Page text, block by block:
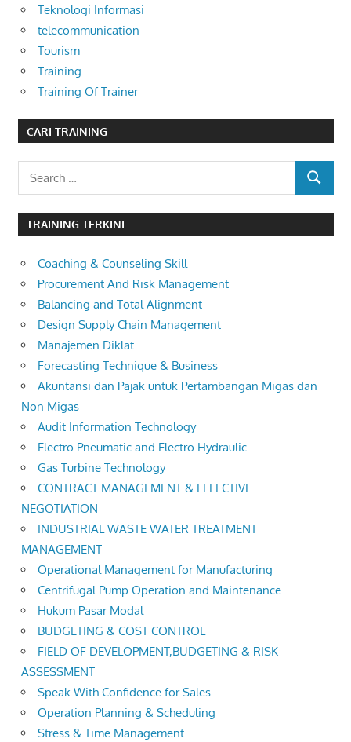
Teknologi Informasi
telecommunication
Tourism
Training
Training Of Trainer
CARI TRAINING
SEARCH
TRAINING TERKINI
Coaching & Counseling Skill
Procurement And Risk Management
Balancing and Total Alignment
Design Supply Chain Management
Manajemen Diklat
Forecasting Technique & Business
Akuntansi dan Pajak untuk Pertambangan Migas dan
Non Migas
Audit Information Technology
Electro Pneumatic and Electro Hydraulic
Gas Turbine Technology
CONTRACT MANAGEMENT & EFFECTIVE
NEGOTIATION
INDUSTRIAL WASTE WATER TREATMENT
MANAGEMENT
Operational Management for Manufacturing
Centrifugal Pump Operation and Maintenance
Hukum Pasar Modal
BUDGETING & COST CONTROL
FIELD OF DEVELOPMENT,BUDGETING & RISK
ASSESSMENT
Speak With Confidence for Sales
Operation Planning & Scheduling
Stress & Time Management